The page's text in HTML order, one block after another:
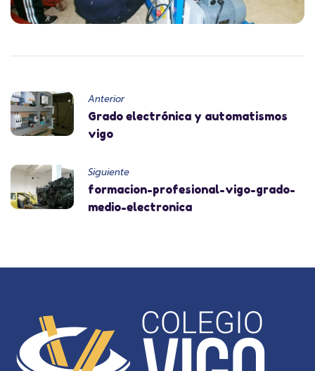
Anterior
Grado electrónica y automatismos
vigo
Siguiente
formacion-profesional-vigo-grado-
medio-electronica